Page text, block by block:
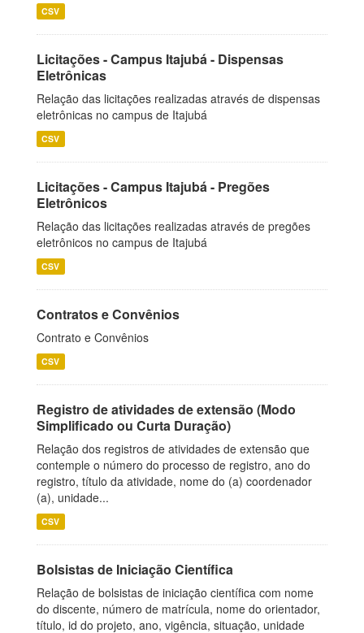
CSV
Licitações - Campus Itajubá - Dispensas
Eletrônicas
Relação das licitações realizadas através de dispensas
eletrônicas no campus de Itajubá
CSV
Licitações - Campus Itajubá - Pregões
Eletrônicos
Relação das licitações realizadas através de pregões
eletrônicos no campus de Itajubá
CSV
Contratos e Convênios
Contrato e Convênios
CSV
Registro de atividades de extensão (Modo
Simplificado ou Curta Duração)
Relação dos registros de atividades de extensão que
contemple o número do processo de registro, ano do
registro, título da atividade, nome do (a) coordenador
(a), unidade...
CSV
Bolsistas de Iniciação Científica
Relação de bolsistas de iniciação científica com nome
do discente, número de matrícula, nome do orientador,
título, id do projeto, ano, vigência, situação, unidade